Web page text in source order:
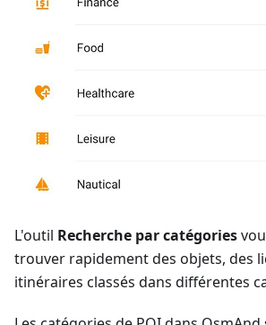
L'outil Recherche par catégories
trouver rapidement des objets, des
itinéraires classés dans différentes